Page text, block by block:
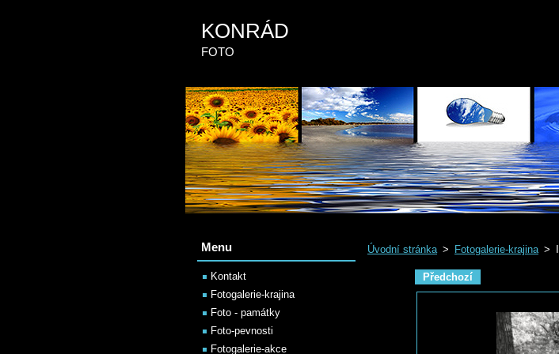
KONRÁD
FOTO
Úvodní stránka > Fotogalerie-krajina >
Předchozí
Menu
Kontakt
Fotogalerie-krajina
Foto - památky
Foto-pevnosti
Fotogalerie-akce